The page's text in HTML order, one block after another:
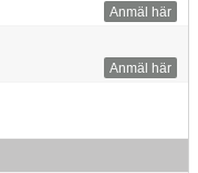
Anmäl här
Anmäl här